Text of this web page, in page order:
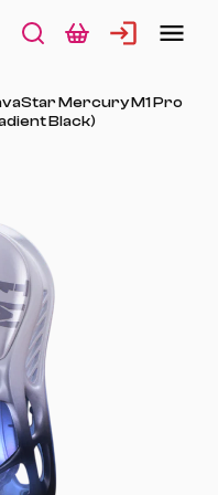
Mercury M1 Pro
Black)